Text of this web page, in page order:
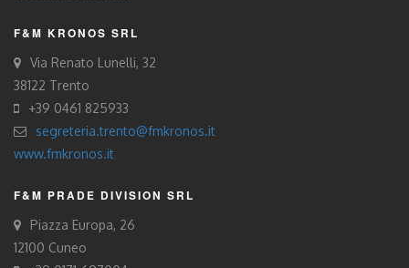
F&M KRONOS SRL
Via Renato Lunelli, 32
38122 Trento
+39 0461 825933
segreteria.trento@fmkronos.it
www.fmkronos.it
F&M PRADE DIVISION SRL
Piazza Europa, 26
12100 Cuneo